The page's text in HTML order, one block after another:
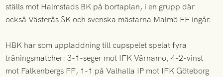
ställs mot Halmstads BK på bortaplan, i en grupp där
också Västerås SK och svenska mästarna Malmö FF ingår.
HBK har som uppladdning till cupspelet spelat fyra
träningsmatcher: 3-1-seger mot IFK Värnamo, 4-2-vinst
mot Falkenbergs FF, 1-1 på Valhalla IP mot IFK Göteborg